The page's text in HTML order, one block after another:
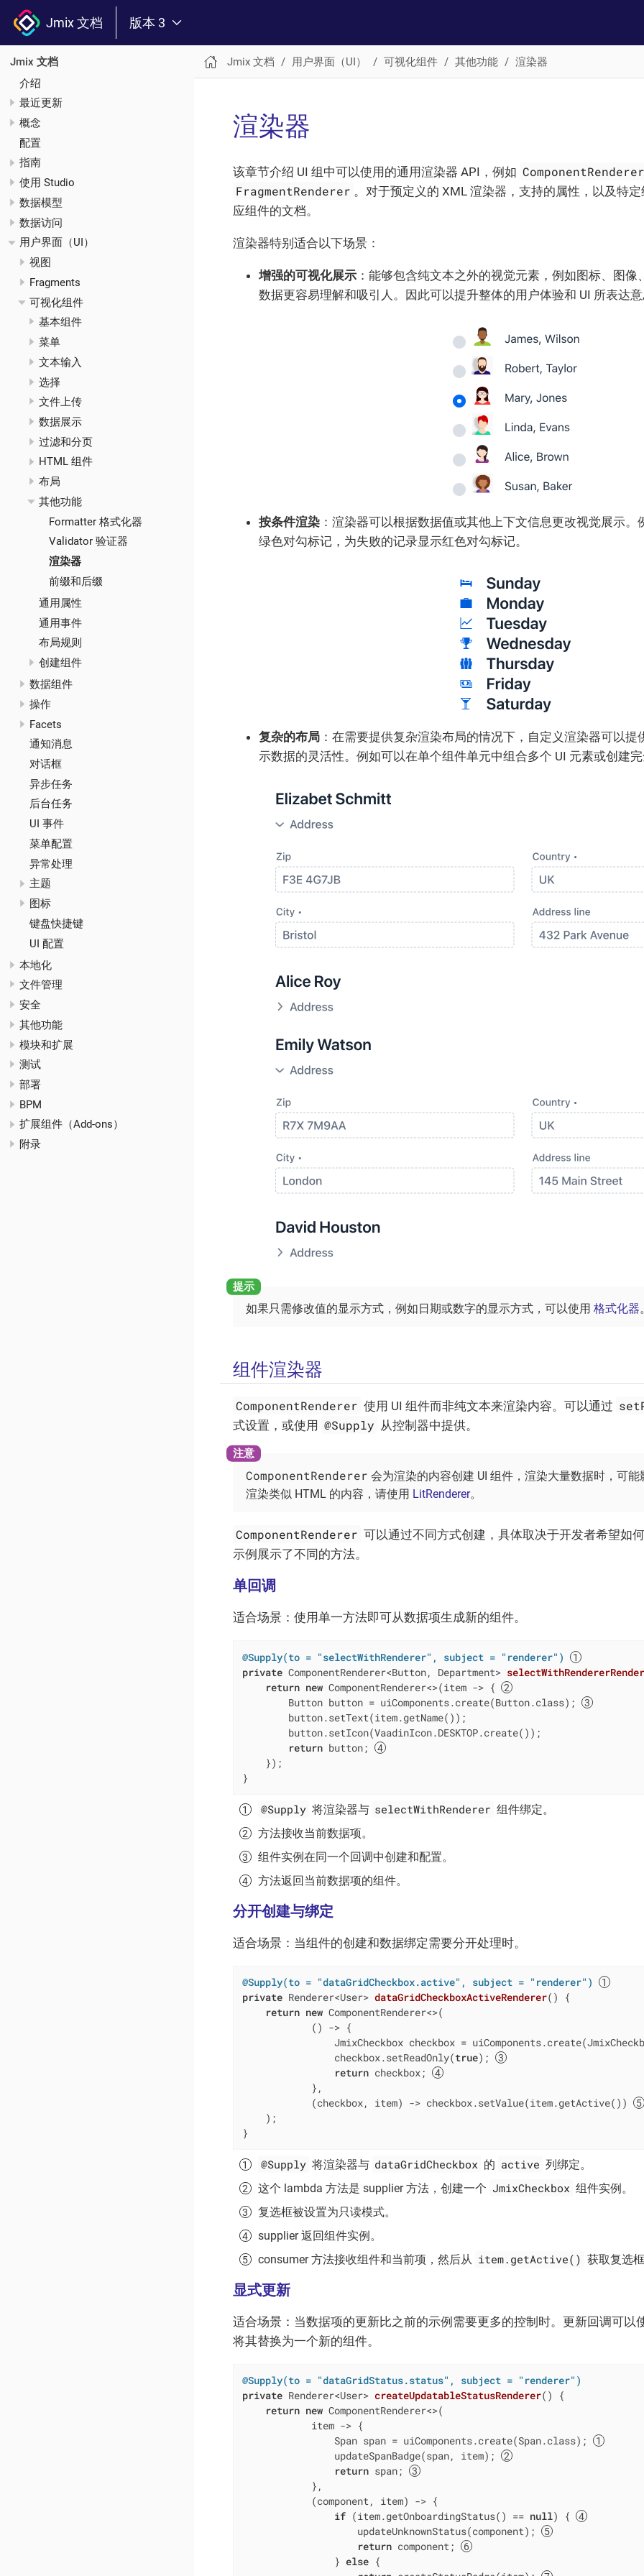
Jmix 文档 版本 3
Jmix 文档
介绍
最近更新
概念
配置
指南
使用 Studio
数据模型
数据访问
用户界面（UI）
视图
Fragments
可视化组件
基本组件
菜单
文本输入
选择
文件上传
数据展示
过滤和分页
HTML 组件
布局
其他功能
Formatter 格式化器
Validator 验证器
渲染器
前缀和后缀
通用属性
通用事件
布局规则
创建组件
数据组件
操作
Facets
通知消息
对话框
异步任务
后台任务
UI 事件
菜单配置
异常处理
主题
图标
键盘快捷键
UI 配置
本地化
文件管理
安全
其他功能
模块和扩展
测试
部署
BPM
扩展组件（Add-ons）
附录
Jmix 文档 用户界面（UI） 可视化组件 其他功能 渲染器
渲染器
该章节介绍 UI 组中可以使用的通用渲染器 API，例如 ComponentRenderer
FragmentRenderer 。对于预定义的 XML 渲染器，支持的属性，以及特
应组件的文档。
渲染器特别适合以下场景：
增强的可视化展示 ：能够包含纯文本之外的视觉元素，例如图标、图
数据更容易理解和吸引人。因此可以提升整体的用户体验和 UI 所表达意
按条件渲染 ：渲染器可以根据数据值或其他上下文信息更改视觉展示
绿色对勾标记，为失败的记录显示红色对勾标记。
复杂的布局 ：在需要提供复杂渲染布局的情况下，自定义渲染器可以提
示数据的灵活性。例如可以在单个组件单元中组合多个 UI 元素或创建完
如果只需修改值的显示方式，例如日期或数字的显示方式，可以使用 格式化器。
组件渲染器
ComponentRenderer 使用 UI 组件而非纯文本来渲染内容。可以通过
式设置，或使用 @Supply 从控制器中提供。
ComponentRenderer 会为渲染的内容创建 UI 组件，渲染大量数据时，可
渲染类似 HTML 的内容，请使用 LitRenderer。
ComponentRenderer 可以通过不同方式创建，具体取决于开发者希望如
示例展示了不同的方法。
单回调
适合场景：使用单一方法即可从数据项生成新的组件。
@Supply(to = "selectWithRenderer", subject = "renderer")
private ComponentRenderer<Button, Department>
return new ComponentRenderer<>(item -> {
        Button button = uiComponents.create(Button.class);
        button.setText(item.getName());
        button.setIcon(VaadinIcon.DESKTOP.create());
return button;
    });
}
@Supply 将渲染器与 selectWithRenderer 组件绑定。
方法接收当前数据项。
组件实例在同一个回调中创建和配置。
方法返回当前数据项的组件。
分开创建与绑定
适合场景：当组件的创建和数据绑定需要分开处理时。
@Supply(to = "dataGridCheckbox.active", subject = "renderer")
private Renderer<User> dataGridCheckboxActiveRenderer()
{
return new ComponentRenderer<>(
            () -> {
JmixCheckbox checkbox =
                checkbox.setReadOnly(
true);
return checkbox;
            },
            (checkbox, item) -> checkbox.setValue(item.getActive())
    );
}
@Supply 将渲染器与 dataGridCheckbox 的 active 列绑定。
这个 lambda 方法是 supplier 方法，创建一个 JmixCheckbox 组件实例。
复选框被设置为只读模式。
supplier 返回组件实例。
consumer 方法接收组件和当前项，然后从 item.getActive() 获取复选
显式更新
适合场景：当数据项的更新比之前的示例需要更多的控制时。更新回调可以
将其替换为一个新的组件。
@Supply(to = "dataGridStatus.status", subject = "renderer")
private Renderer<User> createUpdatableStatusRenderer()
{
return new ComponentRenderer<>(
            item -> {
                Span span = uiComponents.create(Span.class);
                updateSpanBadge(span, item);
return span;
            },
            (component, item) -> {
if (item.getOnboardingStatus() == null) {
                    updateUnknownStatus(component);
return component;
                }
else {